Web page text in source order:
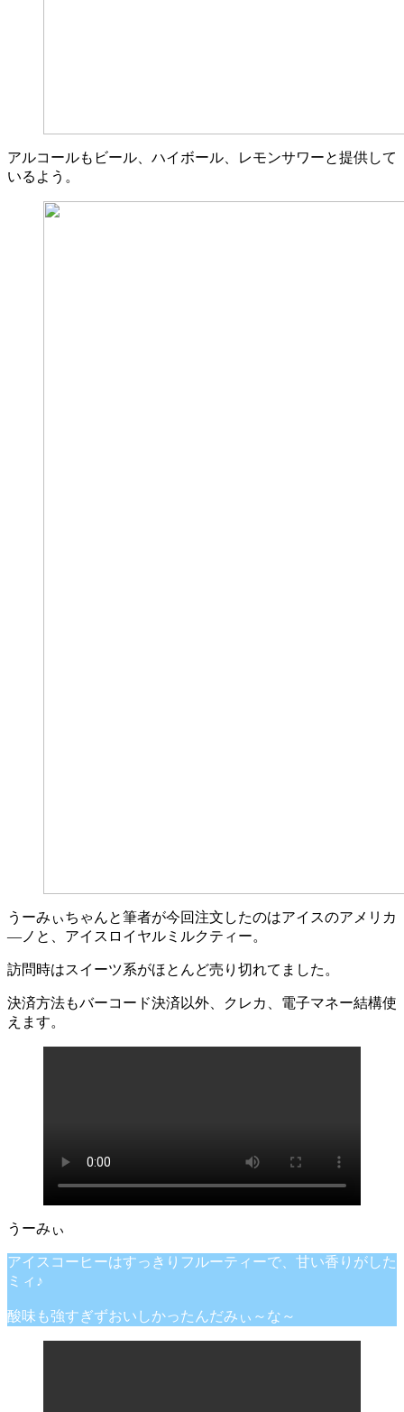
アルコールもビール、ハイボール、レモンサワーと提供して
いるよう。
うーみぃちゃんと筆者が今回注文したのはアイスのアメリカ
―ノと、アイスロイヤルミルクティー。
訪問時はスイーツ系がほとんど売り切れてました。
決済方法もバーコード決済以外、クレカ、電子マネー結構使
えます。
アイスコーヒーはすっきりフルーティーで、甘い香りがした
ミィ♪
酸味も強すぎずおいしかったんだみぃ～な～